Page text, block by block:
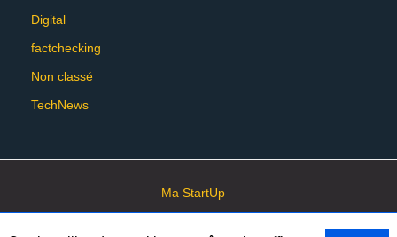
Digital
factchecking
Non classé
TechNews
Ma StartUp